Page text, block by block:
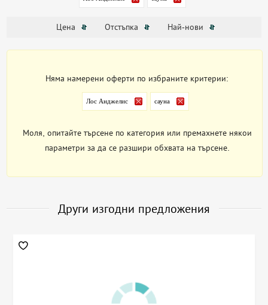
Цена Отстъпка Най-нови
Няма намерени оферти по избраните критерии:
Лос Анджелис сауна
Моля, опитайте търсене по категория или премахнете някои
параметри за да се разшири обхвата на търсене.
Други изгодни предложения